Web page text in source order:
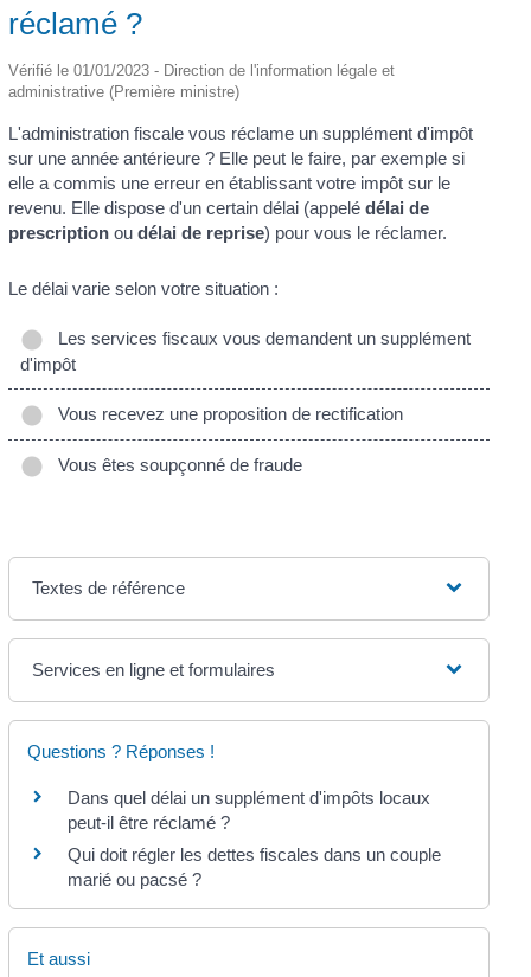
réclamé ?
Vérifié le 01/01/2023 - Direction de l'information légale et
administrative (Première ministre)
L'administration fiscale vous réclame un supplément d'impôt
sur une année antérieure ? Elle peut le faire, par exemple si
elle a commis une erreur en établissant votre impôt sur le
revenu. Elle dispose d'un certain délai (appelédélai de
prescription oudélai de reprise) pour vous le réclamer.
Le délai varie selon votre situation :
Les services fiscaux vous demandent un supplément
d'impôt
Vous recevez une proposition de rectification
Vous êtes soupçonné de fraude
Textes de référence
Services en ligne et formulaires
Questions ? Réponses !
Dans quel délai un supplément d'impôts locaux
peut-il être réclamé ?
Qui doit régler les dettes fiscales dans un couple
marié ou pacsé ?
Et aussi